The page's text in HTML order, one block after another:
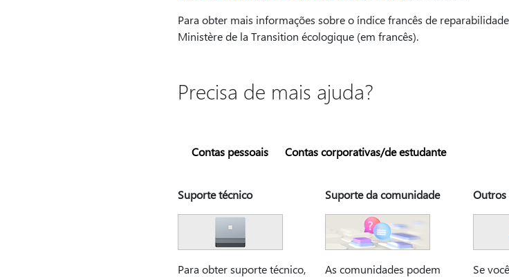
Para obter mais informações sobre o índice francês de
Ministère de la Transition écologique (em francês).
Precisa de mais ajuda?
Contas pessoais Contas corporativas/de estudante
Suporte técnico
Para obter suporte técnico,
Suporte da comunidade
As comunidades podem
Outros
Se